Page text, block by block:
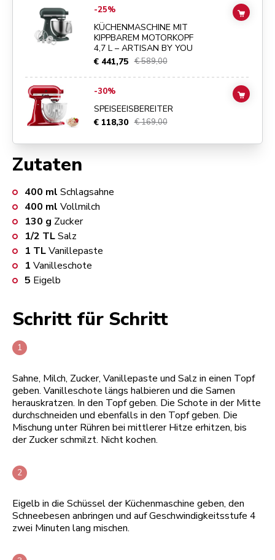
Zutaten
400 ml Schlagsahne
400 ml Vollmilch
130 g Zucker
1/2 TLSalz
1 TLVanillepaste
1 Vanilleschote
5 Eigelb
Schritt für Schritt
Sahne, Milch, Zucker, Vanillepaste und Salz in einen Topf
geben. Vanilleschote längs halbieren und die Samen
herauskratzen. In den Topf geben. Die Schote in der Mitte
durchschneiden und ebenfalls in den Topf geben. Die
Mischung unter Rühren bei mittlerer Hitze erhitzen, bis
der Zucker schmilzt. Nicht kochen.
Eigelb in die Schüssel der Küchenmaschine geben, den
Schneebesen anbringen und auf Geschwindigkeitsstufe 4
zwei Minuten lang mischen.
Go toKÜCHENMASCHINE MIT KIPPBAREM MOTORKOPF 4,7 L –
-25%
KÜCHENMASCHINE MIT
KIPPBAREM MOTORKOPF
4,7 L – ARTISAN BY YOU
€ 441,75 € 589,00
ADD
Go toSPEISEEISBEREITER
-30%
SPEISEEISBEREITER
€ 118,30 € 169,00
ADD